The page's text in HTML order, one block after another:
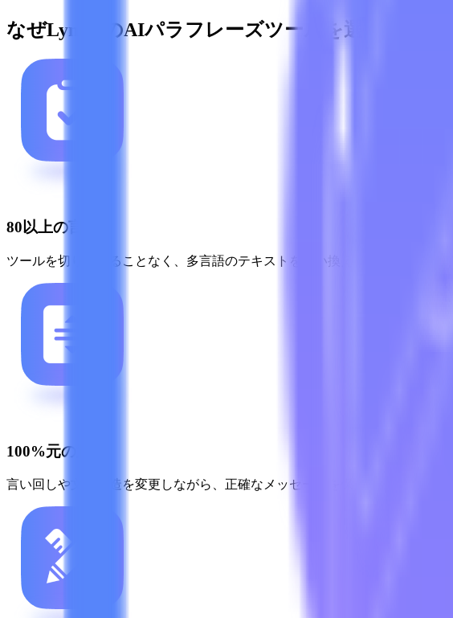
なぜLynoteのAIパラフレーズツールを選ぶべきか？
80以上の言語
ツールを切り替えることなく、多言語のテキストを言い換えます。
100%元の意味
言い回しや文の構造を変更しながら、正確なメッセージを保持します。